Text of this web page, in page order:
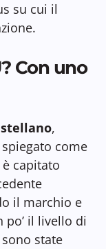
su cui il
Con uno
,
come
capitato
il marchio e
il livello di
state